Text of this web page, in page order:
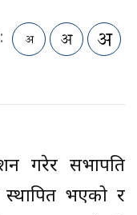
गरेर सभापति
स्थापित भएको र